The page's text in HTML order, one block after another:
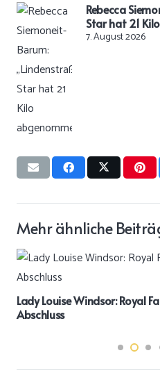
Rebecca
Star hat 21
7. August 2026
Mehr ähnliche
gratuliert zum Uni-